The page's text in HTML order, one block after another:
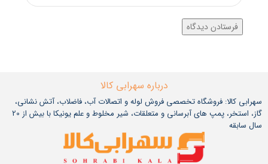
درباره سهرابی کالا
سهرابی کالا: فروشگاه تخصصی فروش لوله و اتصالات آب، فاضلاب، آتش نشانی،
گاز، استخر، پمپ های آبرسانی و متعلقات، شیر مخلوط و علم یونیکا با بیش از 20
سال سابقه